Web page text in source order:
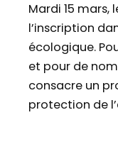
Mardi 15
l’inscription
écologique.
et pour de
consacre un
protection de